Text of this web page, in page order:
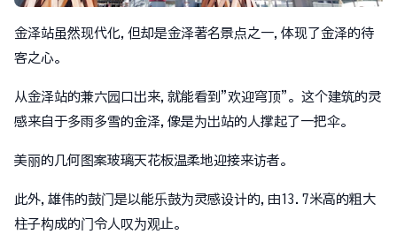
金泽站虽然现代化,但却是金泽著名景点之一,体现了金泽的待
客之心。
从金泽站的兼六园口出来,就能看到"欢迎穹顶"。这个建筑的灵
感来自于多雨多雪的金泽,像是为出站的人撑起了一把伞。
美丽的几何图案玻璃天花板温柔地迎接来访者。
此外,雄伟的鼓门是以能乐鼓为灵感设计的,由13.7米高的粗大
柱子构成的门令人叹为观止。